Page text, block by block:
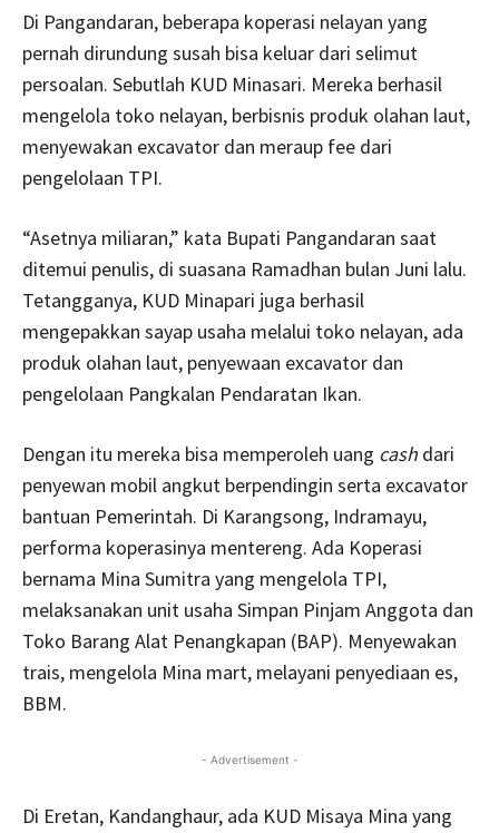
Di Pangandaran, beberapa koperasi nelayan yang
pernah dirundung susah bisa keluar dari selimut
persoalan. Sebutlah KUD Minasari. Mereka berhasil
mengelola toko nelayan, berbisnis produk olahan laut,
menyewakan excavator dan meraup fee dari
pengelolaan TPI.
“Asetnya miliaran,” kata Bupati Pangandaran saat
ditemui penulis, di suasana Ramadhan bulan Juni lalu.
Tetangganya, KUD Minapari juga berhasil
mengepakkan sayap usaha melalui toko nelayan, ada
produk olahan laut, penyewaan excavator dan
pengelolaan Pangkalan Pendaratan Ikan.
Dengan itu mereka bisa memperoleh uang cash dari
penyewan mobil angkut berpendingin serta excavator
bantuan Pemerintah. Di Karangsong, Indramayu,
performa koperasinya mentereng. Ada Koperasi
bernama Mina Sumitra yang mengelola TPI,
melaksanakan unit usaha Simpan Pinjam Anggota dan
Toko Barang Alat Penangkapan (BAP). Menyewakan
trais, mengelola Mina mart, melayani penyediaan es,
BBM.
- Advertisement -
Di Eretan, Kandanghaur, ada KUD Misaya Mina yang